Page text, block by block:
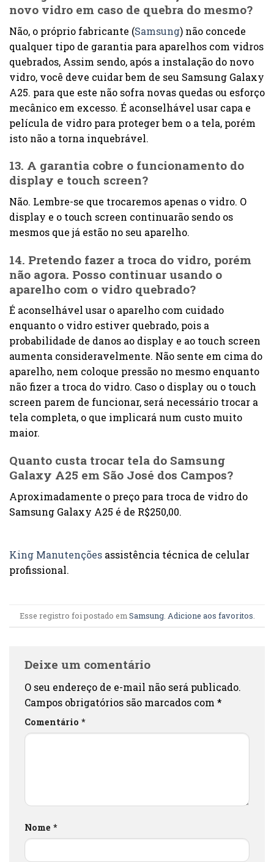
novo vidro em caso de quebra do mesmo?
Não, o próprio fabricante (Samsung) não concede
qualquer tipo de garantia para aparelhos com vidros
quebrados, Assim sendo, após a instalação do novo
vidro, você deve cuidar bem de seu Samsung Galaxy
A25. para que este não sofra novas quedas ou esforço
mecânico em excesso. É aconselhável usar capa e
película de vidro para proteger bem o a tela, porém
isto não a torna inquebrável.
13. A garantia cobre o funcionamento do
display e touch screen?
Não. Lembre-se que trocaremos apenas o vidro. O
display e o touch screen continuarão sendo os
mesmos que já estão no seu aparelho.
14. Pretendo fazer a troca do vidro, porém
não agora. Posso continuar usando o
aparelho com o vidro quebrado?
É aconselhável usar o aparelho com cuidado
enquanto o vidro estiver quebrado, pois a
probabilidade de danos ao display e ao touch screen
aumenta consideravelmente. Não sente em cima do
aparelho, nem coloque pressão no mesmo enquanto
não fizer a troca do vidro. Caso o display ou o touch
screen parem de funcionar, será necessário trocar a
tela completa, o que implicará num custo muito
maior.
Quanto custa trocar tela do Samsung
Galaxy A25 em São José dos Campos?
Aproximadamente o preço para troca de vidro do
Samsung Galaxy A25 é de R$250,00.
King Manutenções assistência técnica de celular
profissional.
Esse registro foi postado em Samsung. Adicione aos favoritos
Deixe um comentário
O seu endereço de e-mail não será publicado.
Campos obrigatórios são marcados com *
Comentário *
Nome *